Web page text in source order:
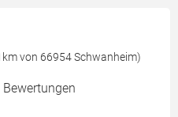
von 66954 Schwanheim)